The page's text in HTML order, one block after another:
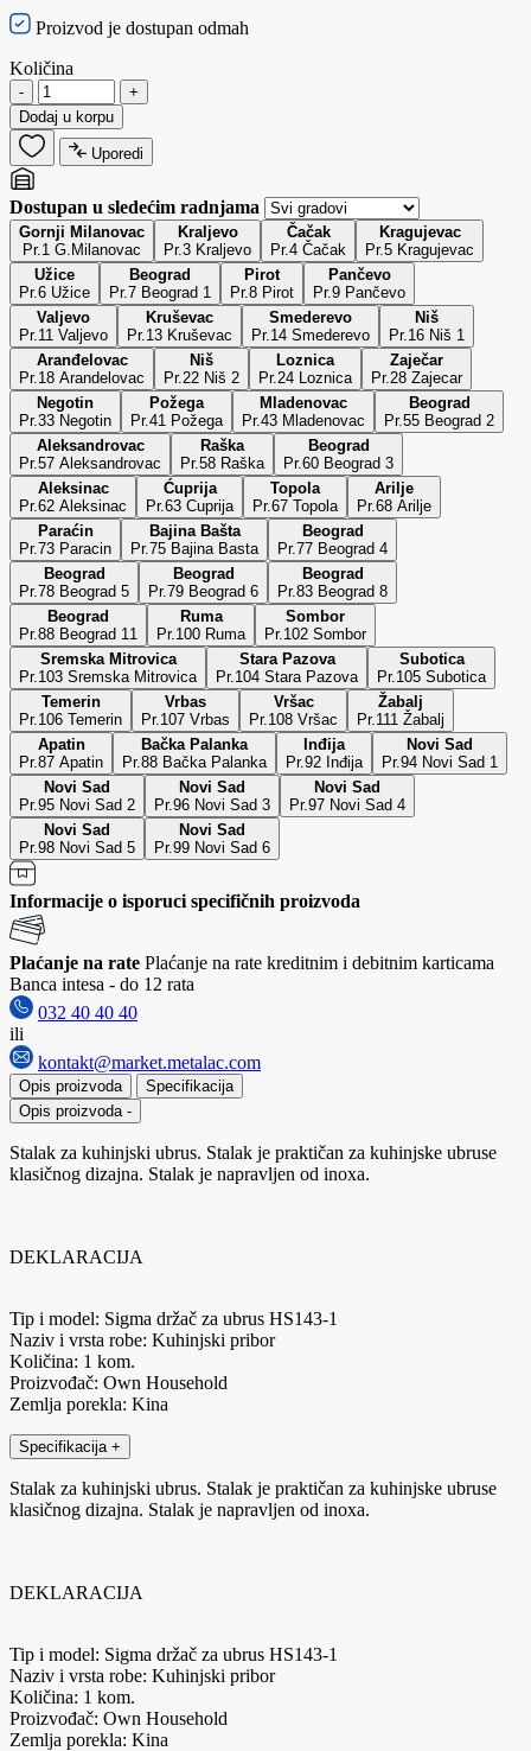
Proizvod je dostupan odmah
Količina
-
+
Dodaj u korpu
Uporedi
Dostupan u sledećim radnjama
Gornji Milanovac
Pr.1 G.Milanovac
Kraljevo
Pr.3 Kraljevo
Čačak
Pr.4 Čačak
Kragujevac
Pr.5 Kragujevac
Užice
Pr.6 Užice
Beograd
Pr.7 Beograd 1
Pirot
Pr.8 Pirot
Pančevo
Pr.9 Pančevo
Valjevo
Pr.11 Valjevo
Kruševac
Pr.13 Kruševac
Smederevo
Pr.14 Smederevo
Niš
Pr.16 Niš 1
Aranđelovac
Pr.18 Arandelovac
Niš
Pr.22 Niš 2
Loznica
Pr.24 Loznica
Zaječar
Pr.28 Zajecar
Negotin
Pr.33 Negotin
Požega
Pr.41 Požega
Mladenovac
Pr.43 Mladenovac
Beograd
Pr.55 Beograd 2
Aleksandrovac
Pr.57 Aleksandrovac
Raška
Pr.58 Raška
Beograd
Pr.60 Beograd 3
Aleksinac
Pr.62 Aleksinac
Ćuprija
Pr.63 Cuprija
Topola
Pr.67 Topola
Arilje
Pr.68 Arilje
Paraćin
Pr.73 Paracin
Bajina Bašta
Pr.75 Bajina Basta
Beograd
Pr.77 Beograd 4
Beograd
Pr.78 Beograd 5
Beograd
Pr.79 Beograd 6
Beograd
Pr.83 Beograd 8
Beograd
Pr.88 Beograd 11
Ruma
Pr.100 Ruma
Sombor
Pr.102 Sombor
Sremska Mitrovica
Pr.103 Sremska Mitrovica
Stara Pazova
Pr.104 Stara Pazova
Subotica
Pr.105 Subotica
Temerin
Pr.106 Temerin
Vrbas
Pr.107 Vrbas
Vršac
Pr.108 Vršac
Žabalj
Pr.111 Žabalj
Apatin
Pr.87 Apatin
Bačka Palanka
Pr.88 Bačka Palanka
Inđija
Pr.92 Inđija
Novi Sad
Pr.94 Novi Sad 1
Novi Sad
Pr.95 Novi Sad 2
Novi Sad
Pr.96 Novi Sad 3
Novi Sad
Pr.97 Novi Sad 4
Novi Sad
Pr.98 Novi Sad 5
Novi Sad
Pr.99 Novi Sad 6
Informacije o isporuci specifičnih proizvoda
Plaćanje na rate Plaćanje na rate kreditnim i debitnim karticama
Banca intesa - do 12 rata
032 40 40 40
ili
kontakt@market.metalac.com
Opis proizvoda
Specifikacija
Opis proizvoda -
Stalak za kuhinjski ubrus. Stalak je praktičan za kuhinjske ubruse
klasičnog dizajna. Stalak je napravljen od inoxa.
DEKLARACIJA
Tip i model: Sigma držač za ubrus HS143-1
Naziv i vrsta robe: Kuhinjski pribor
Količina: 1 kom.
Proizvođač: Own Household
Zemlja porekla: Kina
Specifikacija +
Stalak za kuhinjski ubrus. Stalak je praktičan za kuhinjske ubruse
klasičnog dizajna. Stalak je napravljen od inoxa.
DEKLARACIJA
Tip i model: Sigma držač za ubrus HS143-1
Naziv i vrsta robe: Kuhinjski pribor
Količina: 1 kom.
Proizvođač: Own Household
Zemlja porekla: Kina